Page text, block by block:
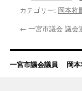
カテゴリー: 岡本
← 一宮市議会 議会
一宮市議会議員 岡本